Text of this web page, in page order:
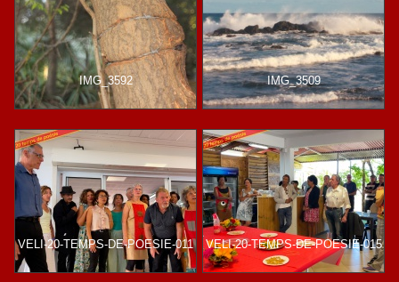
IMG_3592 IMG_3509
VELI-20-TEMPS-DE-POESIE-011 VELI-20-TEMPS-DE-POESIE-015